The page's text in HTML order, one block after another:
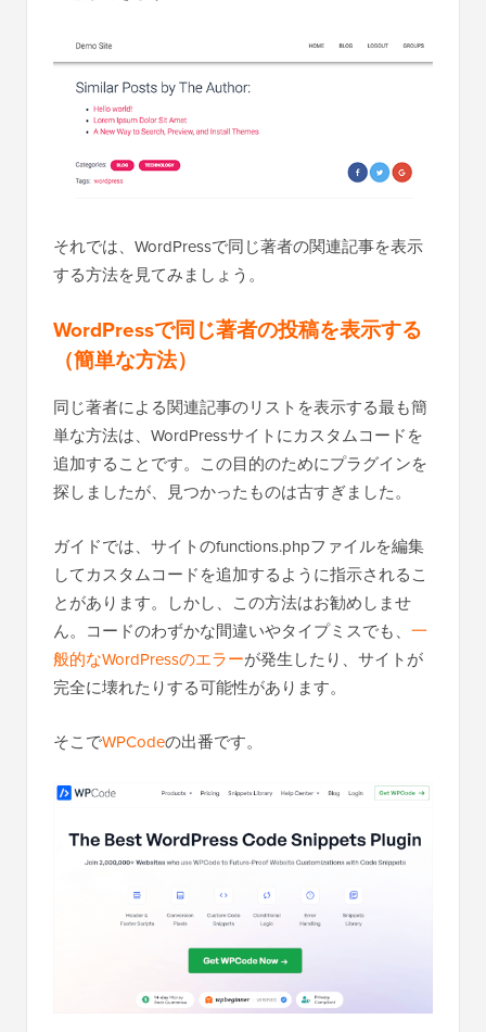
それでは、WordPressで同じ著者の関連記事を表示
する方法を見てみましょう。
WordPressで同じ著者の投稿を表示する
（簡単な方法）
同じ著者による関連記事のリストを表示する最も簡
単な方法は、WordPressサイトにカスタムコードを
追加することです。この目的のためにプラグインを
探しましたが、見つかったものは古すぎました。
ガイドでは、サイトのfunctions.phpファイルを編集
してカスタムコードを追加するように指示されるこ
とがあります。しかし、この方法はお勧めしませ
ん。コードのわずかな間違いやタイプミスでも、 一
般的なWordPressのエラーが発生したり、サイトが
完全に壊れたりする可能性があります。
そこでWPCodeの出番です。